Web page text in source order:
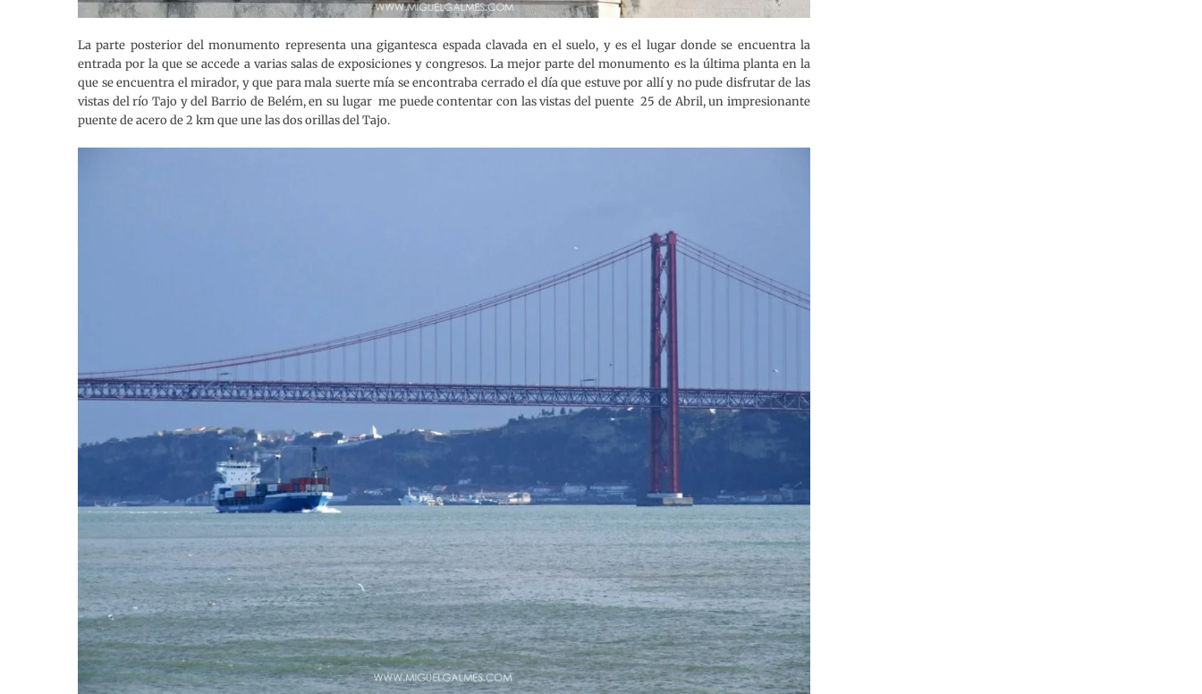
La parte posterior del monumento representa una gigantesca espada clavada en el suelo, y es el lugar donde se encuentra la
entrada por la que se accede a varias salas de exposiciones y congresos. La mejor parte del monumento es la última planta en la
que se encuentra el mirador, y que para mala suerte mía se encontraba cerrado el día que estuve por allí y no pude disfrutar de las
vistas del río Tajo y del Barrio de Belém, en su lugar me puede contentar con las vistas del puente 25 de Abril, un impresionante
puente de acero de 2 km que une las dos orillas del Tajo.